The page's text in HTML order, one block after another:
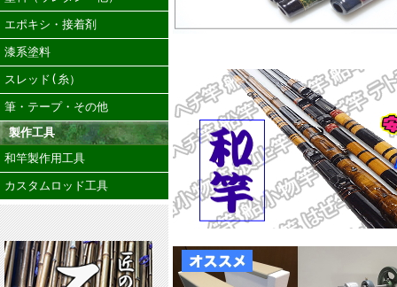
エポキシ・接着剤
漆系塗料
スレッド(糸）
筆・テープ・その他
製作工具
和竿製作用工具
カスタムロッド工具